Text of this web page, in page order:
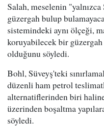
Salah, meselenin
güzergah bulup
sistemindeki aynı ölçeği,
koruyabilecek bir
olduğunu söyledi.
Bohl, Süveyş'teki
düzenli ham petrol
alternatiflerinden biri
üzerinden boşaltma
söyledi.